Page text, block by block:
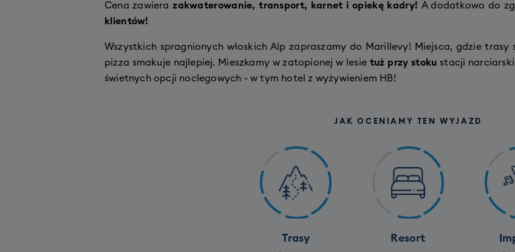
Cena zawiera zakwaterowanie, transport, karnet i opiekę kadry! A dodatkowo do
klientów!
Wszystkich spragnionych włoskich Alp zapraszamy do Marillevy! Miejsca, gdzie trasy
pizza smakuje najlepiej. Mieszkamy w zatopionej w lesietuż przy stoku stacji
świetnych opcji noclegowych - w tym hotel z wyżywieniem HB!
JAK OCENIAMY TEN WYJAZD
Trasy Resort